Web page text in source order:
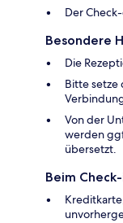
Der
Besondere
Die
Bitte setze
Von der
werden
übersetzt.
Beim